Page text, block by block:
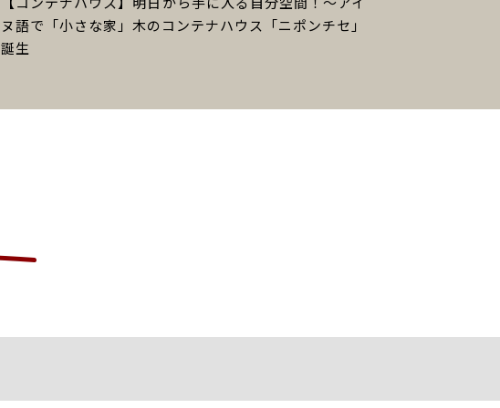
ヌ語で「小さな家」木のコンテナハウス「ニポンチセ」
誕生